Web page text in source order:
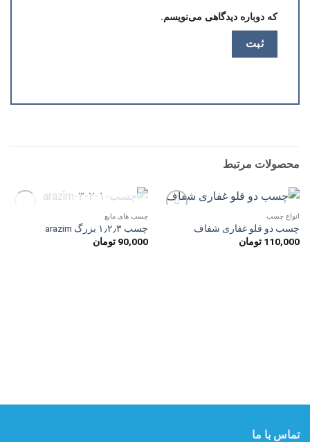
که دوباره دیدگاهی می‌نویسم.
محصولات مرتبط
انواع چسب
چسب دو قلو غفاری شفاف
110,000 تومان
چسب های مایع
چسب ۱٫۲٫۳ بزرگ arazim
90,000 تومان
تماس با ما